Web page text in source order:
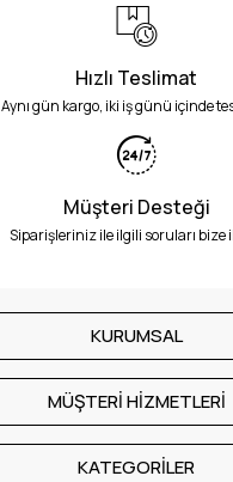
Hızlı Teslimat
Aynı gün kargo, iki iş günü içinde
Müşteri Desteği
Siparişleriniz ile ilgili soruları bize
KURUMSAL
MÜŞTERİ HİZMETLERİ
KATEGORİLER